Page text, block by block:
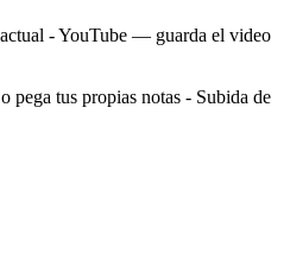
- YouTube — guarda el video
tus propias notas - Subida de